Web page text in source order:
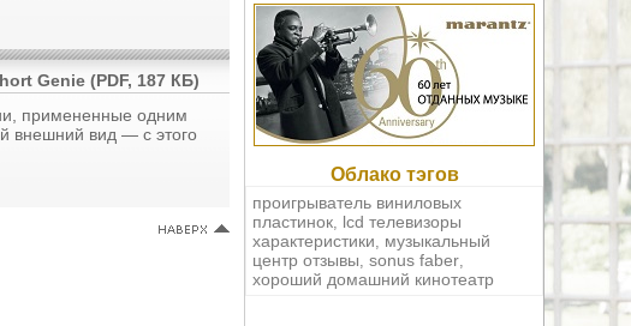
Genie (PDF, 187 КБ)
примененные одним
внешний вид — с этого
Облако тэгов
проигрыватель виниловых
пластинок, lcd телевизоры
характеристики, музыкальный
центр отзывы, sonus faber,
хороший домашний кинотеатр